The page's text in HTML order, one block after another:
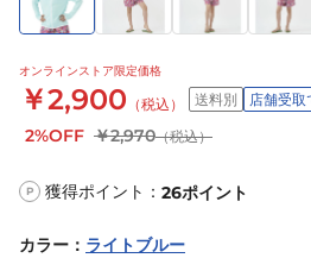
オンラインストア限定価格
￥2,900 （税込） 送料別 店舗受
2%OFF ￥2,970（税込）
P 獲得ポイント： 26ポイント
カラー ： ライトブルー